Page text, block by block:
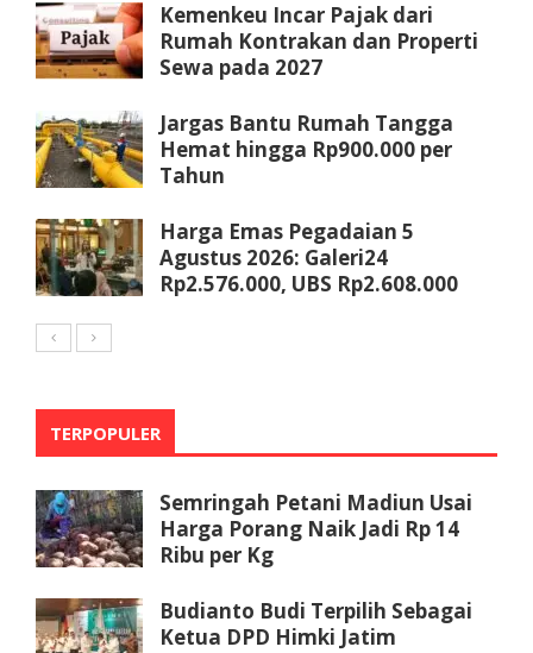
Kemenkeu Incar Pajak dari
Rumah Kontrakan dan Properti
Sewa pada 2027
Jargas Bantu Rumah Tangga
Hemat hingga Rp900.000 per
Tahun
Harga Emas Pegadaian 5
Agustus 2026: Galeri24
Rp2.576.000, UBS Rp2.608.000
TERPOPULER
Semringah Petani Madiun Usai
Harga Porang Naik Jadi Rp 14
Ribu per Kg
Budianto Budi Terpilih Sebagai
Ketua DPD Himki Jatim